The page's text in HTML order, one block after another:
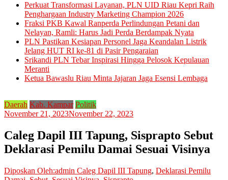
Perkuat Transformasi Layanan, PLN UID Riau Kepri Raih
Penghargaan Industry Marketing Champion 2026
Fraksi PKB Kawal Ranperda Perlindungan Petani dan
Nelayan, Ramli: Harus Jadi Perda Berdampak Nyata
PLN Pastikan Kesiapan Personel Jaga Keandalan Listrik
Jelang HUT RI ke-81 di Pasir Pengaraian
Srikandi PLN Tebar Inspirasi Hingga Pelosok Kepulauan
Meranti
Ketua Bawaslu Riau Minta Jajaran Jaga Esensi Lembaga
Daerah Kab. Kampar Politik
November 21, 2023November 22, 2023
Caleg Dapil III Tapung, Sisprapto Sebut
Deklarasi Pemilu Damai Sesuai Visinya
Diposkan Oleh:admin Caleg Dapil III Tapung, Deklarasi Pemilu